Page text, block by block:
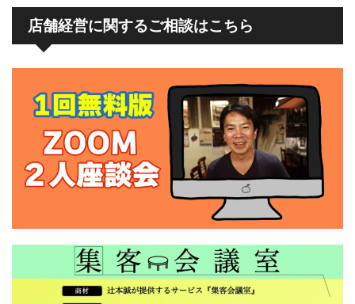
店舗経営に関するご相談はこちら